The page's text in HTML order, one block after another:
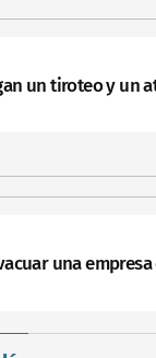
un tiroteo y un
una